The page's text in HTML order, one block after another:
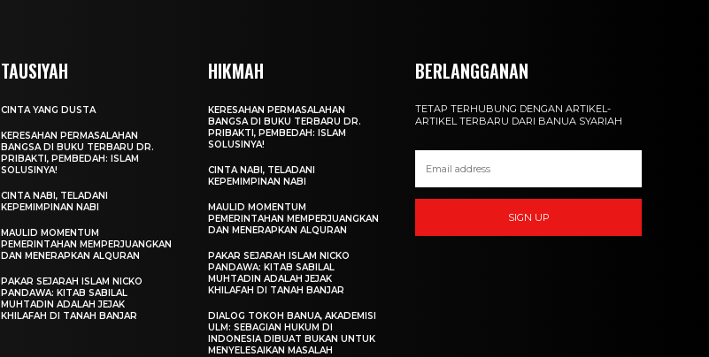
TAUSIYAH
CINTA YANG DUSTA
KERESAHAN PERMASALAHAN
BANGSA DI BUKU TERBARU DR.
PRIBAKTI, PEMBEDAH: ISLAM
SOLUSINYA!
CINTA NABI, TELADANI
KEPEMIMPINAN NABI
MAULID MOMENTUM
PEMERINTAHAN MEMPERJUANGKAN
DAN MENERAPKAN ALQURAN
PAKAR SEJARAH ISLAM NICKO
PANDAWA: KITAB SABILAL
MUHTADIN ADALAH JEJAK
KHILAFAH DI TANAH BANJAR
HIKMAH
KERESAHAN PERMASALAHAN
BANGSA DI BUKU TERBARU DR.
PRIBAKTI, PEMBEDAH: ISLAM
SOLUSINYA!
CINTA NABI, TELADANI
KEPEMIMPINAN NABI
MAULID MOMENTUM
PEMERINTAHAN MEMPERJUANGKAN
DAN MENERAPKAN ALQURAN
PAKAR SEJARAH ISLAM NICKO
PANDAWA: KITAB SABILAL
MUHTADIN ADALAH JEJAK
KHILAFAH DI TANAH BANJAR
DIALOG TOKOH BANUA, AKADEMISI
ULM: SEBAGIAN HUKUM DI
INDONESIA DIBUAT BUKAN UNTUK
MENYELESAIKAN MASALAH
BERLANGGANAN
TETAP TERHUBUNG DENGAN ARTIKEL-
ARTIKEL TERBARU DARI BANUA SYARIAH
SIGN UP